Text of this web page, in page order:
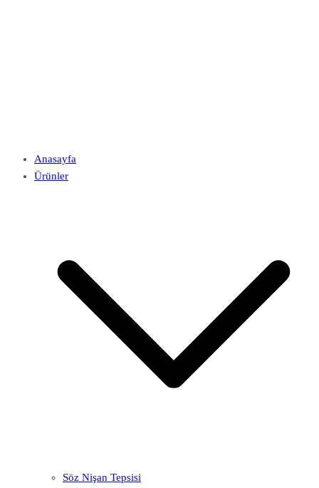
Anasayfa
Ürünler
Söz Nişan Tepsisi